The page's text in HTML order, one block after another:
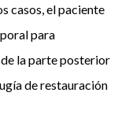
casos, el paciente
para
la parte posterior
de restauración